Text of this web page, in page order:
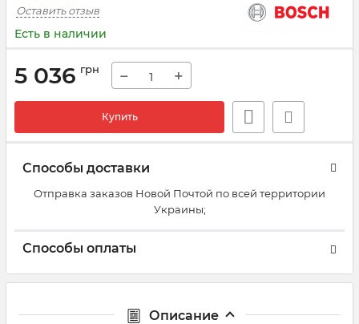
Оставить отзыв
Есть в наличии
5 036 грн − +
Купить
Способы доставки
Отправка заказов Новой Почтой по всей территории
Украины;
Способы оплаты
Описание